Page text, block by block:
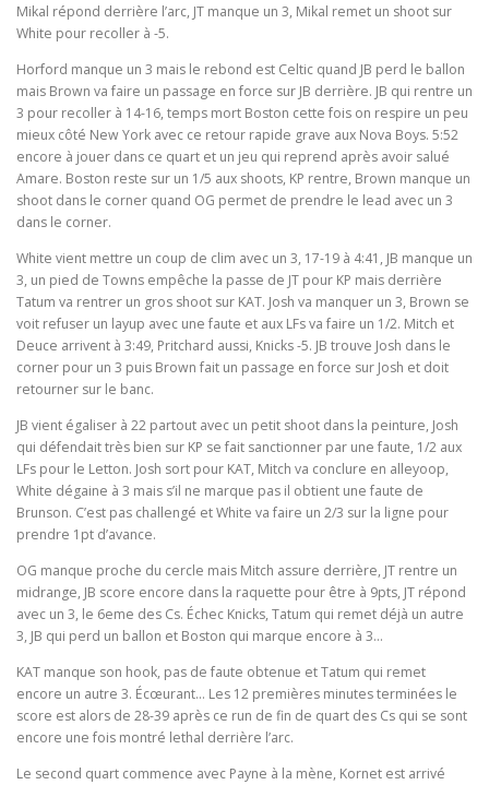
Mikal répond derrière l’arc, JT manque un 3, Mikal remet un shoot sur
White pour recoller à -5.
Horford manque un 3 mais le rebond est Celtic quand JB perd le ballon
mais Brown va faire un passage en force sur JB derrière. JB qui rentre un
3 pour recoller à 14-16, temps mort Boston cette fois on respire un peu
mieux côté New York avec ce retour rapide grave aux Nova Boys. 5:52
encore à jouer dans ce quart et un jeu qui reprend après avoir salué
Amare. Boston reste sur un 1/5 aux shoots, KP rentre, Brown manque un
shoot dans le corner quand OG permet de prendre le lead avec un 3
dans le corner.
White vient mettre un coup de clim avec un 3, 17-19 à 4:41, JB manque un
3, un pied de Towns empêche la passe de JT pour KP mais derrière
Tatum va rentrer un gros shoot sur KAT. Josh va manquer un 3, Brown se
voit refuser un layup avec une faute et aux LFs va faire un 1/2. Mitch et
Deuce arrivent à 3:49, Pritchard aussi, Knicks -5. JB trouve Josh dans le
corner pour un 3 puis Brown fait un passage en force sur Josh et doit
retourner sur le banc.
JB vient égaliser à 22 partout avec un petit shoot dans la peinture, Josh
qui défendait très bien sur KP se fait sanctionner par une faute, 1/2 aux
LFs pour le Letton. Josh sort pour KAT, Mitch va conclure en alleyoop,
White dégaine à 3 mais s’il ne marque pas il obtient une faute de
Brunson. C’est pas challengé et White va faire un 2/3 sur la ligne pour
prendre 1pt d’avance.
OG manque proche du cercle mais Mitch assure derrière, JT rentre un
midrange, JB score encore dans la raquette pour être à 9pts, JT répond
avec un 3, le 6eme des Cs. Échec Knicks, Tatum qui remet déjà un autre
3, JB qui perd un ballon et Boston qui marque encore à 3…
KAT manque son hook, pas de faute obtenue et Tatum qui remet
encore un autre 3. Écœurant… Les 12 premières minutes terminées le
score est alors de 28-39 après ce run de fin de quart des Cs qui se sont
encore une fois montré lethal derrière l’arc.
Le second quart commence avec Payne à la mène, Kornet est arrivé